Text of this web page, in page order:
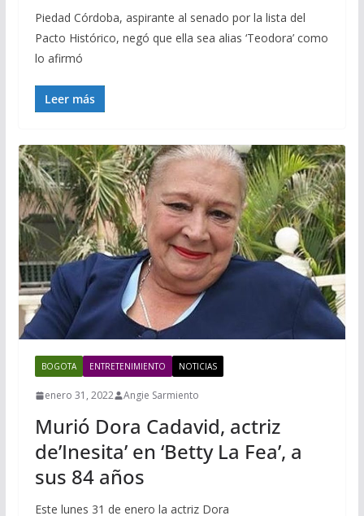
Piedad Córdoba, aspirante al senado por la lista del
Pacto Histórico, negó que ella sea alias ‘Teodora’ como
lo afirmó
Leer más
BOGOTA ENTRETENIMIENTO NOTICIAS
enero 31, 2022 Angie Sarmiento
Murió Dora Cadavid, actriz
de’Inesita’ en ‘Betty La Fea’, a
sus 84 años
Este lunes 31 de enero la actriz Dora